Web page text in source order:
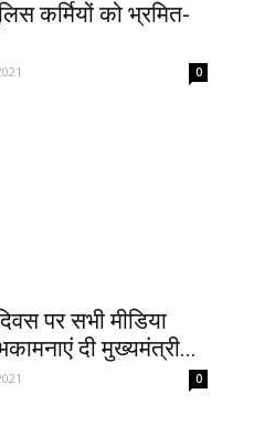
कर्मियों को भ्रमित-
0
पर सभी मीडिया
दी मुख्यमंत्री...
0